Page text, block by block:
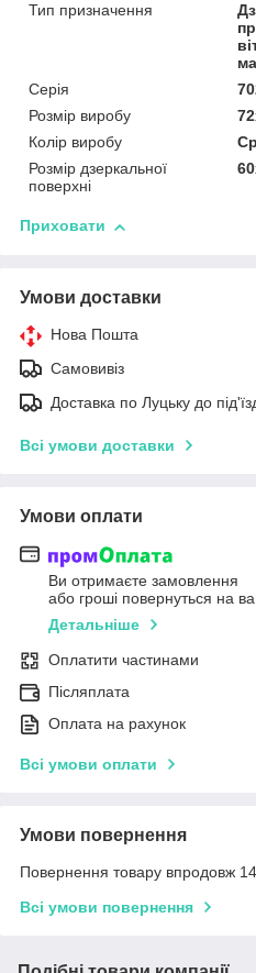
Тип призначення
Серія
Розмір виробу
Колір виробу
Розмір дзеркальної
поверхні
Приховати
Умови доставки
Нова Пошта
Самовивіз
Доставка по Луцьку до
Всі умови доставки
Умови оплати
Ви отримаєте замовлення
або гроші повернуться на
Детальніше
Оплатити частинами
Післяплата
Оплата на рахунок
Всі умови оплати
Умови повернення
Повернення товару впродовж
Всі умови повернення